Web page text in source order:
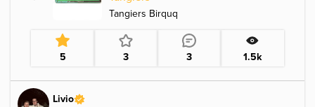
Tangiers Birquq
5 3 3 1.5k
Livio